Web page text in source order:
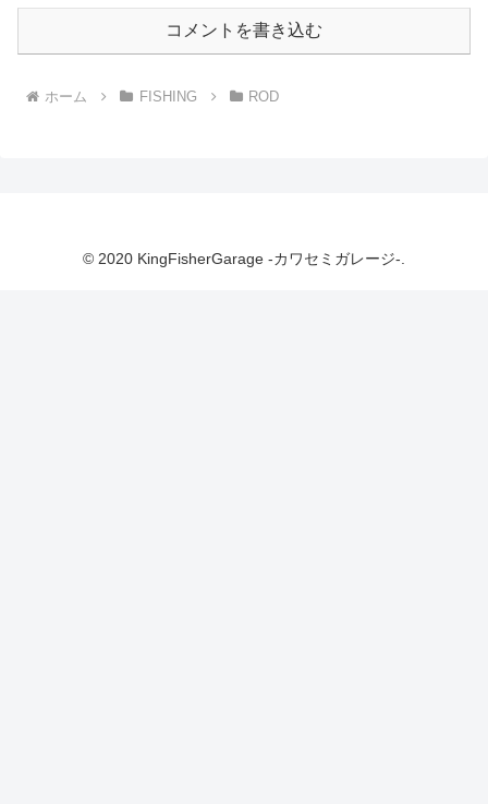
コメントを書き込む
ホーム FISHING ROD
© 2020 KingFisherGarage -カワセミガレージ-.